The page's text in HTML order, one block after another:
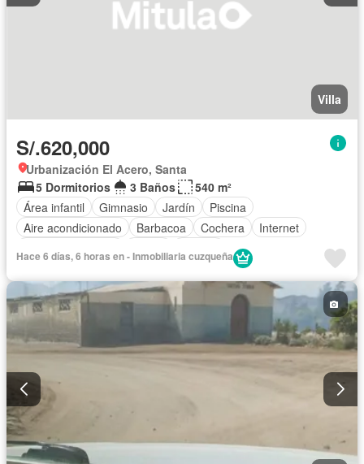
Villa
S/.620,000
Urbanización El Acero, Santa
5 Dormitorios
3 Baños
540 m²
Área infantil
Gimnasio Jardín
Piscina
Aire acondicionado
Barbacoa Cochera
Internet
Acceso para personas con discapacidad
Cocina equipada
Calefacción
Terraza Tanque de agua
Ascensor
Gas natural
Caseta de vigilancia
Armario empotrado
Vista panorámica Chimenea Patio
Agua
Vigilante
Seguridad Parcialmente amoblado
Hace 6 días, 6 horas en - Inmobiliaria cuzqueña